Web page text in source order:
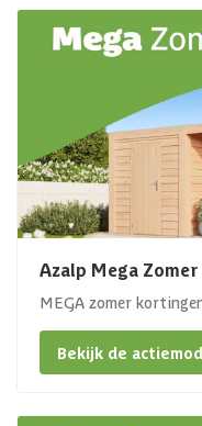
Azalp Mega Zomer
MEGA zomer
Bekijk de